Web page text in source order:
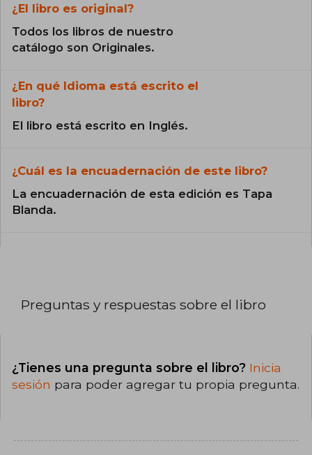
¿El libro es original?
Todos los libros de nuestro
catálogo son Originales.
¿En qué Idioma está escrito el
libro?
El libro está escrito en Inglés.
¿Cuál es la encuadernación de este libro?
La encuadernación de esta edición es Tapa
Blanda.
Preguntas y respuestas sobre el libro
¿Tienes una pregunta sobre el libro? Inicia
sesión para poder agregar tu propia pregunta.